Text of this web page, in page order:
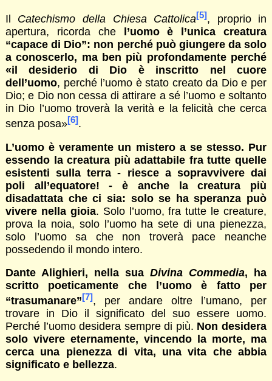
Il Catechismo della Chiesa Cattolica[5], proprio in
apertura, ricorda che
l’uomo è l’unica creatura
“capace di Dio”: non perché può giungere da solo
a conoscerlo, ma ben più profondamente perché
«il desiderio di Dio è inscritto nel cuore
dell’uomo, perché l’uomo è stato creato da Dio e per
Dio; e Dio non cessa di attirare a sé l’uomo e soltanto
in Dio l’uomo troverà la verità e la felicità che cerca
senza posa»[6].
L’uomo è veramente un mistero a se stesso. Pur
essendo la creatura più adattabile fra tutte quelle
esistenti sulla terra - riesce a sopravvivere dai
poli all’equatore! - è anche la creatura più
disadattata che ci sia: solo se ha speranza può
vivere nella gioia. Solo l’uomo, fra tutte le creature,
prova la noia, solo l’uomo ha sete di una pienezza,
solo l’uomo sa che non troverà pace neanche
possedendo il mondo intero.
Dante Alighieri, nella suaDivina Commedia, ha
scritto poeticamente che l’uomo è fatto per
“trasumanare”[7], per andare oltre l’umano, per
trovare in Dio il significato del suo essere uomo.
Perché l’uomo desidera sempre di più. Non desidera
solo vivere eternamente, vincendo la morte, ma
cerca una pienezza di vita, una vita che abbia
significato e bellezza.